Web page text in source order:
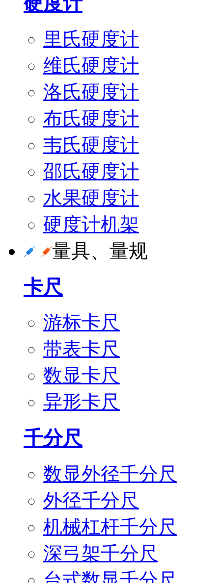
里氏硬度计
维氏硬度计
洛氏硬度计
布氏硬度计
韦氏硬度计
邵氏硬度计
水果硬度计
硬度计机架
量具、量规
卡尺
游标卡尺
带表卡尺
数显卡尺
异形卡尺
千分尺
数显外径千分尺
外径千分尺
机械杠杆千分尺
深弓架千分尺